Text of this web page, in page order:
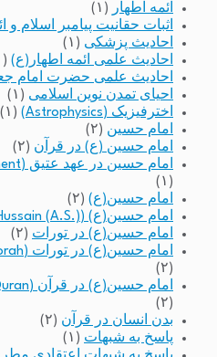
ائمه اطهار
(۱)
اثبات حقانیت پیامبر اسلام و
احادیث پزشکی (۱)
احادیث علمی ائمه اطهار(ع) (۱۰)
احادیث علمی حضرت امام
احیای تمدن نوین اسلامی (۱)
اخترفیزیک (Astrophysics)
(۱)
امام حسین (۲)
امام حسین (ع) در قرآن (۲)
امام حسین در عهد عتیق (Imam Hossein in Old Testament)
(۱)
امام حسین(ع) (۲)
امام حسین(ع) (Imam Hussain (A.S.))
امام حسین(ع) در تورات (۲)
امام حسین(ع) در تورات (Imam Hussain (A.S.) in the Torah)
(۲)
امام حسین(ع) در قرآن (Imam Hussain (A.S.) in the Quran)
(۲)
بدن انسان در قرآن (۲)
پاسخ به شبهات (۱)